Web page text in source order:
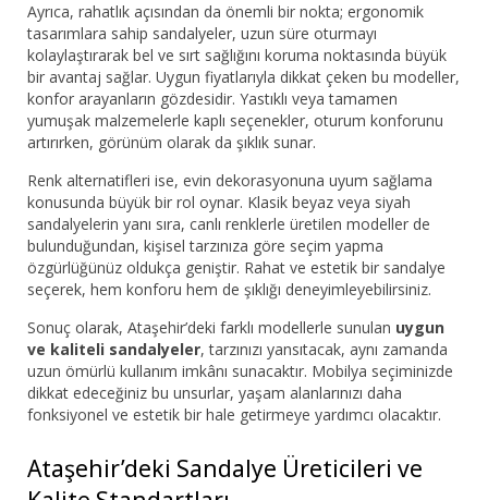
Ayrıca, rahatlık açısından da önemli bir nokta; ergonomik
tasarımlara sahip sandalyeler, uzun süre oturmayı
kolaylaştırarak bel ve sırt sağlığını koruma noktasında büyük
bir avantaj sağlar. Uygun fiyatlarıyla dikkat çeken bu modeller,
konfor arayanların gözdesidir. Yastıklı veya tamamen
yumuşak malzemelerle kaplı seçenekler, oturum konforunu
artırırken, görünüm olarak da şıklık sunar.
Renk alternatifleri ise, evin dekorasyonuna uyum sağlama
konusunda büyük bir rol oynar. Klasik beyaz veya siyah
sandalyelerin yanı sıra, canlı renklerle üretilen modeller de
bulunduğundan, kişisel tarzınıza göre seçim yapma
özgürlüğünüz oldukça geniştir. Rahat ve estetik bir sandalye
seçerek, hem konforu hem de şıklığı deneyimleyebilirsiniz.
Sonuç olarak, Ataşehir’deki farklı modellerle sunulan uygun
ve kaliteli sandalyeler, tarzınızı yansıtacak, aynı zamanda
uzun ömürlü kullanım imkânı sunacaktır. Mobilya seçiminizde
dikkat edeceğiniz bu unsurlar, yaşam alanlarınızı daha
fonksiyonel ve estetik bir hale getirmeye yardımcı olacaktır.
Ataşehir’deki Sandalye Üreticileri ve